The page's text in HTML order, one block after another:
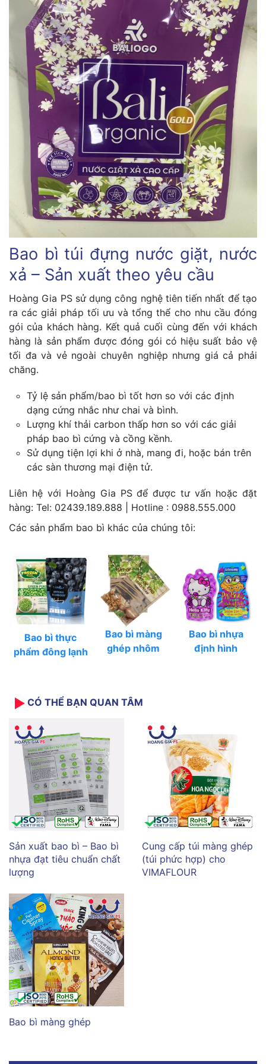
Bao bì túi đựng nước giặt, nước
xả – Sản xuất theo yêu cầu
Hoàng Gia PS sử dụng công nghệ tiên tiến nhất để tạo
ra các giải pháp tối ưu và tổng thể cho nhu cầu đóng
gói của khách hàng. Kết quả cuối cùng đến với khách
hàng là sản phẩm được đóng gói có hiệu suất bảo vệ
tối đa và vẻ ngoài chuyên nghiệp nhưng giá cả phải
chăng.
Tỷ lệ sản phẩm/bao bì tốt hơn so với các định
dạng cứng nhắc như chai và bình.
Lượng khí thải carbon thấp hơn so với các giải
pháp bao bì cứng và cồng kềnh.
Sử dụng tiện lợi khi ở nhà, mang đi, hoặc bán trên
các sàn thương mại điện tử.
Liên hệ với Hoàng Gia PS để được tư vấn hoặc đặt
hàng: Tel: 02439.189.888 | Hotline : 0988.555.000
Các sản phẩm bao bì khác của chúng tôi:
Bao bì thực
phẩm đông lạnh
Bao bì màng
ghép nhôm
Bao bì nhựa
định hình
CÓ THỂ BẠN QUAN TÂM
Sản xuất bao bì – Bao bì
nhựa đạt tiêu chuẩn chất
lượng
Cung cấp túi màng ghép
(túi phức hợp) cho
VIMAFLOUR
Bao bì màng ghép